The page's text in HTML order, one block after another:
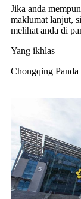
Jika anda
maklumat lanjut,
melihat anda di
Yang ikhlas
Chongqing